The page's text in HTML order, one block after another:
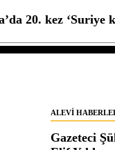
20. kez ‘Suriye
ALEVI
Gazeteci